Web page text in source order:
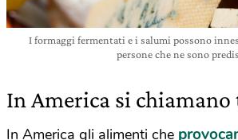
I formaggi fermentati e i salumi possono
persone che ne sono
In America si
In America gli alimenti che